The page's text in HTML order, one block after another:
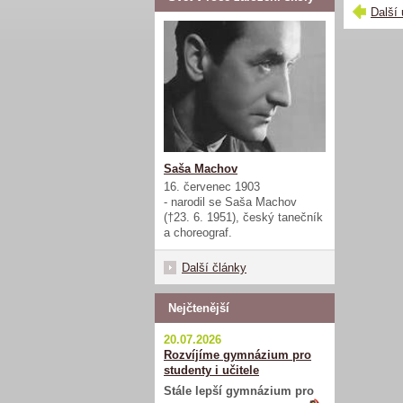
Další
Saša Machov
16. červenec 1903
- narodil se Saša Machov
(†23. 6. 1951), český tanečník
a choreograf.
Další články
Nejčtenější
20.07.2026
Rozvíjíme gymnázium pro
studenty i učitele
Stále lepší gymnázium pro